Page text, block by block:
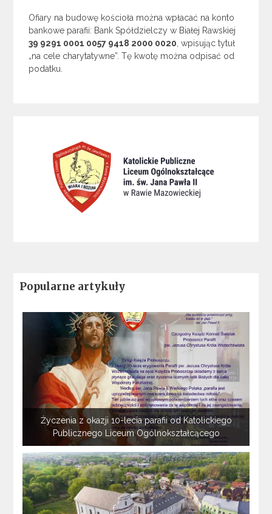
Ofiary na budowę kościoła można wpłacać na konto
bankowe parafii: Bank Spółdzielczy w Białej Rawskiej
39 9291 0001 0057 9418 2000 0020 , wpisując tytuł
„na cele charytatywne”. Tę kwotę można odpisać od
podatku.
Popularne artykuły
Życzenia z okazji 10-lecia parafii od Katolickiego
Publicznego Liceum Ogólnokształcącego